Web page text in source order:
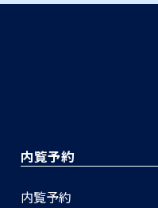
内覧予約
内覧予約